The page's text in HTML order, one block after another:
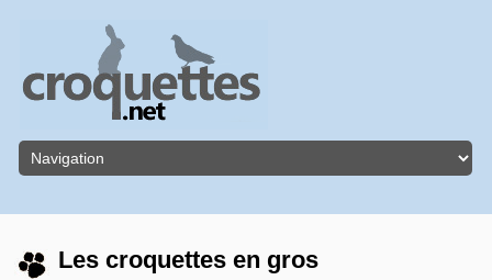
Les croquettes en gros